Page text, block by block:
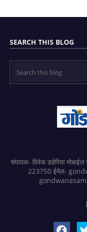
SEARCH THIS BLOG
संपादक- विवेक डहेरिया
223750 ईमेल-